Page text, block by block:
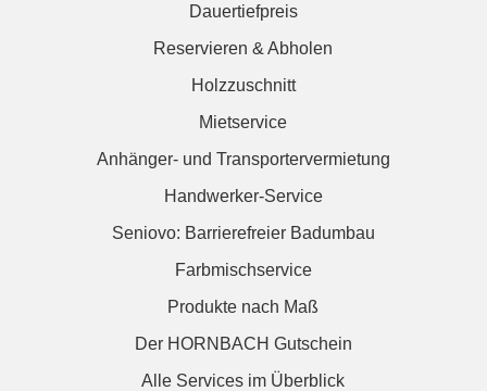
Dauertiefpreis
Reservieren & Abholen
Holzzuschnitt
Mietservice
Anhänger- und Transportervermietung
Handwerker-Service
Seniovo: Barrierefreier Badumbau
Farbmischservice
Produkte nach Maß
Der HORNBACH Gutschein
Alle Services im Überblick